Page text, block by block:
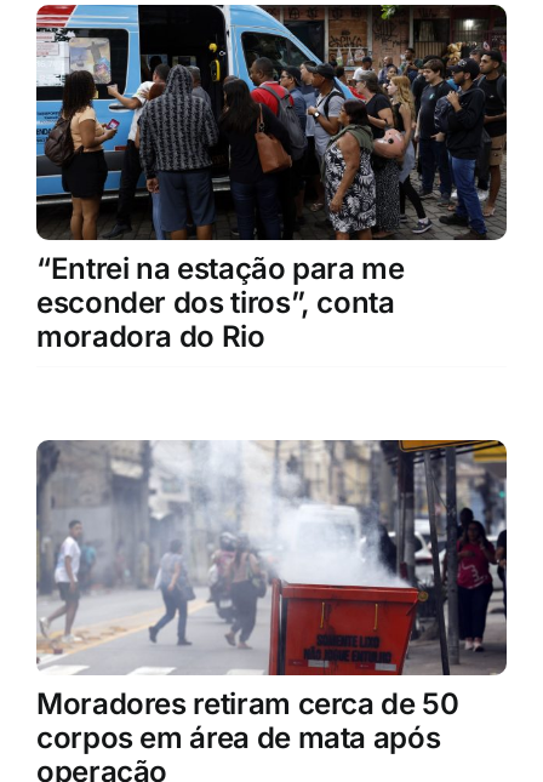
“Entrei na estação para me
esconder dos tiros”, conta
moradora do Rio
Moradores retiram cerca de 50
corpos em área de mata após
operação